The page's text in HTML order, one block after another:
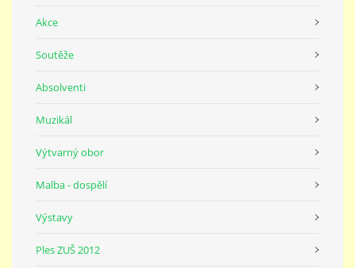
Akce
Soutěže
Absolventi
Muzikál
Výtvarný obor
Malba - dospělí
Výstavy
Ples ZUŠ 2012